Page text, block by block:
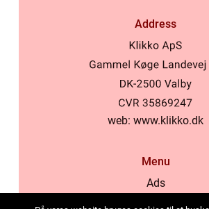
Address
web: www.klikko.dk
Menu
Ads